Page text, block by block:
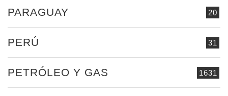
20
PARAGUAY
31
PERÚ
1631
PETRÓLEO Y GAS